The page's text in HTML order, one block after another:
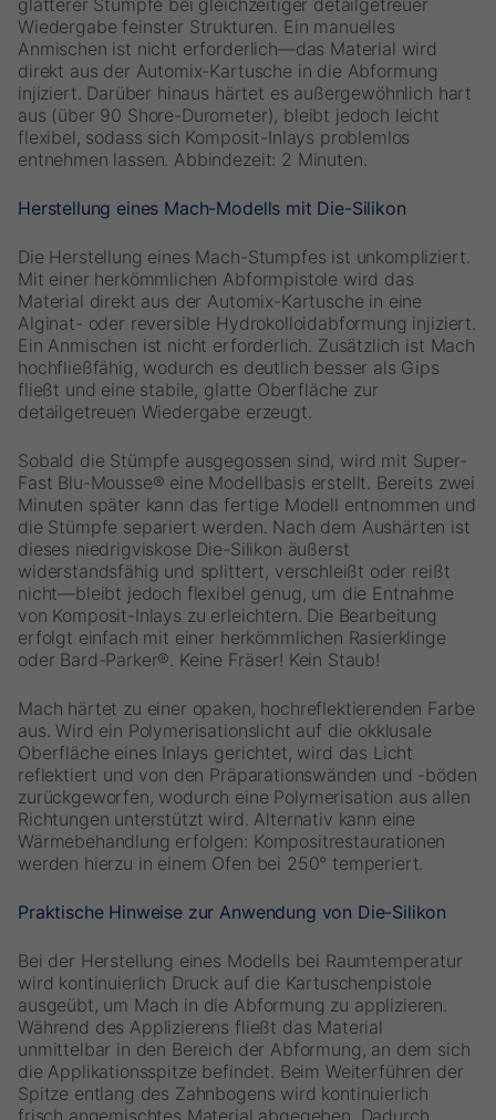
glatterer Stümpfe bei gleichzeitiger detailgetreuer
Wiedergabe feinster Strukturen. Ein manuelles
Anmischen ist nicht erforderlich—das Material wird
direkt aus der Automix-Kartusche in die Abformung
injiziert. Darüber hinaus härtet es außergewöhnlich hart
aus (über 90 Shore-Durometer), bleibt jedoch leicht
flexibel, sodass sich Komposit-Inlays problemlos
entnehmen lassen. Abbindezeit: 2 Minuten.
Herstellung eines Mach-Modells mit Die-Silikon
Die Herstellung eines Mach-Stumpfes ist unkompliziert.
Mit einer herkömmlichen Abformpistole wird das
Material direkt aus der Automix-Kartusche in eine
Alginat- oder reversible Hydrokolloidabformung injiziert.
Ein Anmischen ist nicht erforderlich. Zusätzlich ist Mach
hochfließfähig, wodurch es deutlich besser als Gips
fließt und eine stabile, glatte Oberfläche zur
detailgetreuen Wiedergabe erzeugt.
Sobald die Stümpfe ausgegossen sind, wird mit Super-
Fast Blu-Mousse® eine Modellbasis erstellt. Bereits zwei
Minuten später kann das fertige Modell entnommen und
die Stümpfe separiert werden. Nach dem Aushärten ist
dieses niedrigviskose Die-Silikon äußerst
widerstandsfähig und splittert, verschleißt oder reißt
nicht—bleibt jedoch flexibel genug, um die Entnahme
von Komposit-Inlays zu erleichtern. Die Bearbeitung
erfolgt einfach mit einer herkömmlichen Rasierklinge
oder Bard-Parker®. Keine Fräser! Kein Staub!
Mach härtet zu einer opaken, hochreflektierenden Farbe
aus. Wird ein Polymerisationslicht auf die okklusale
Oberfläche eines Inlays gerichtet, wird das Licht
reflektiert und von den Präparationswänden und -böden
zurückgeworfen, wodurch eine Polymerisation aus allen
Richtungen unterstützt wird. Alternativ kann eine
Wärmebehandlung erfolgen: Kompositrestaurationen
werden hierzu in einem Ofen bei 250° temperiert.
Praktische Hinweise zur Anwendung von Die-Silikon
Bei der Herstellung eines Modells bei Raumtemperatur
wird kontinuierlich Druck auf die Kartuschenpistole
ausgeübt, um Mach in die Abformung zu applizieren.
Während des Applizierens fließt das Material
unmittelbar in den Bereich der Abformung, an dem sich
die Applikationsspitze befindet. Beim Weiterführen der
Spitze entlang des Zahnbogens wird kontinuierlich
frisch angemischtes Material abgegeben. Dadurch